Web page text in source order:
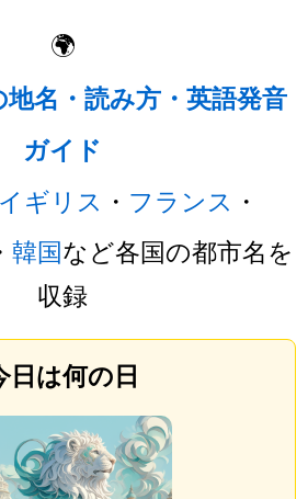
🌍
名・読み方・英語発音
ガイド
イギリス ・ フランス ・
韓国など各国の都市名を
収録
日は何の日